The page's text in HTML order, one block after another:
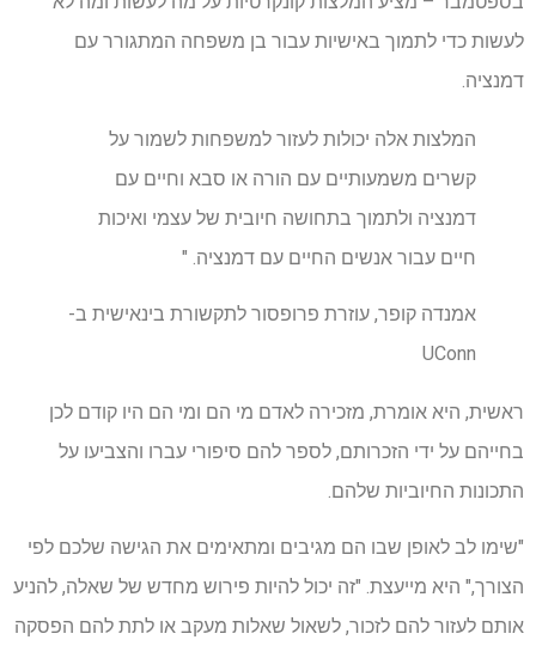
לעשות כדי לתמוך באישיות עבור בן משפחה המתגורר עם
דמנציה.
המלצות אלה יכולות לעזור למשפחות לשמור על
קשרים משמעותיים עם הורה או סבא וחיים עם
דמנציה ולתמוך בתחושה חיובית של עצמי ואיכות
חיים עבור אנשים החיים עם דמנציה. "
אמנדה קופר, עוזרת פרופסור לתקשורת בינאישית ב-
UConn
ראשית, היא אומרת, מזכירה לאדם מי הם ומי הם היו קודם לכן
בחייהם על ידי הזכרותם, לספר להם סיפורי עברו והצביעו על
התכונות החיוביות שלהם.
"שימו לב לאופן שבו הם מגיבים ומתאימים את הגישה שלכם לפי
הצורך," היא מייעצת. "זה יכול להיות פירוש מחדש של שאלה, להניע
אותם לעזור להם לזכור, לשאול שאלות מעקב או לתת להם הפסקה